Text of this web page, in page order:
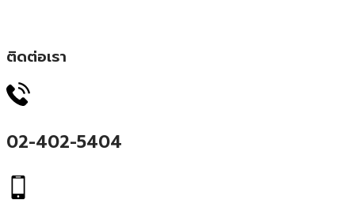
ติดต่อเรา
02-402-5404